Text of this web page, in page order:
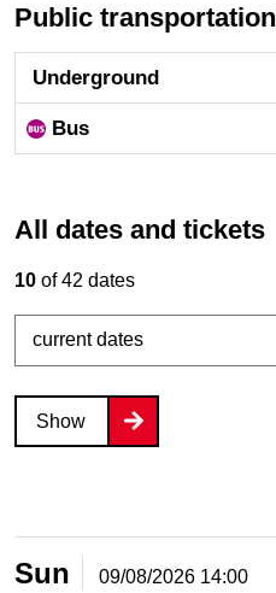
Public transportation
Underground
Bus
All dates and tickets
10 of 42 dates
Show
Sun 09/08/2026 14:00